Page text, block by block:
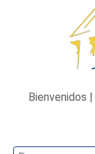
Bienvenidos |